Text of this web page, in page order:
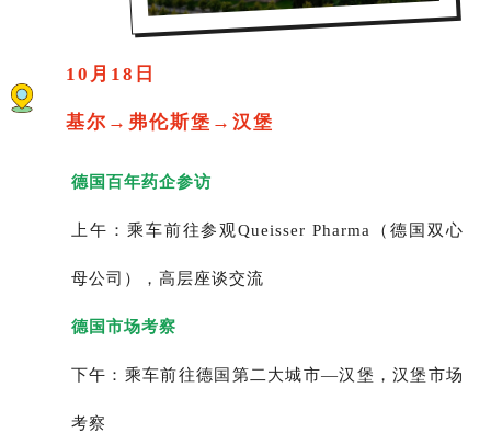
10月18日
基尔→弗伦斯堡→汉堡
德国百年药企参访
上午：乘车前往参观Queisser Pharma（德国双心
母公司），高层座谈交流
德国市场考察
下午：乘车前往德国第二大城市—汉堡，汉堡市场
考察